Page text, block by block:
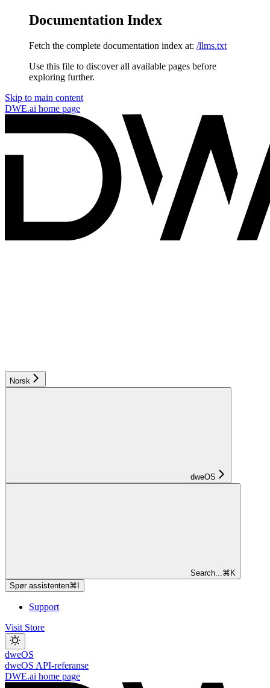
Documentation Index
Fetch the complete documentation index at: /llms.txt
Use this file to discover all available pages before
exploring further.
Skip to main content
DWE.ai home page
Norsk
dweOS
Search...⌘ K
Spør assistenten⌘
Support
Visit Store
dweOS
dweOS API-referanse
DWE.ai home page